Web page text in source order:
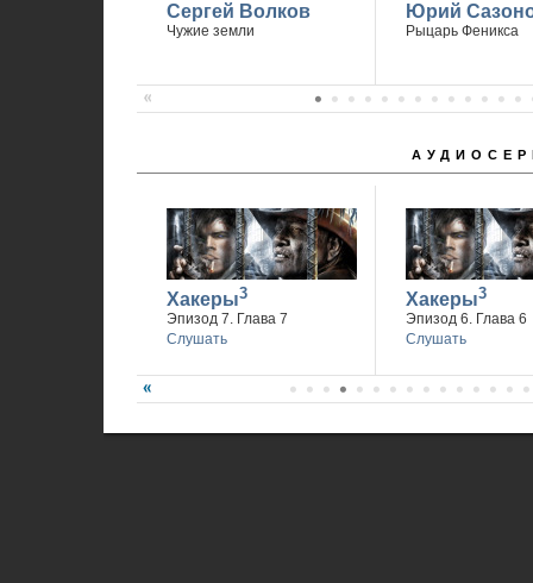
Сергей Волков
Чужие земли
Юрий
Рыцарь Феникса
Хакеры3
Эпизод 7. Глава 7
Слушать
Хакеры3
Эпизод 6. Глава 6
Слушать